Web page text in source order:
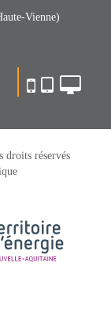
Vienne)
droits réservés